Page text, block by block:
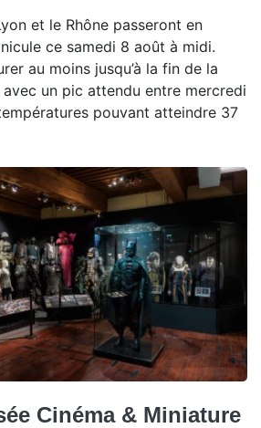
et le Rhône passeront en
ce samedi 8 août à midi.
au moins jusqu’à la fin de la
avec un pic attendu entre mercredi
pouvant atteindre 37
Cinéma & Miniature